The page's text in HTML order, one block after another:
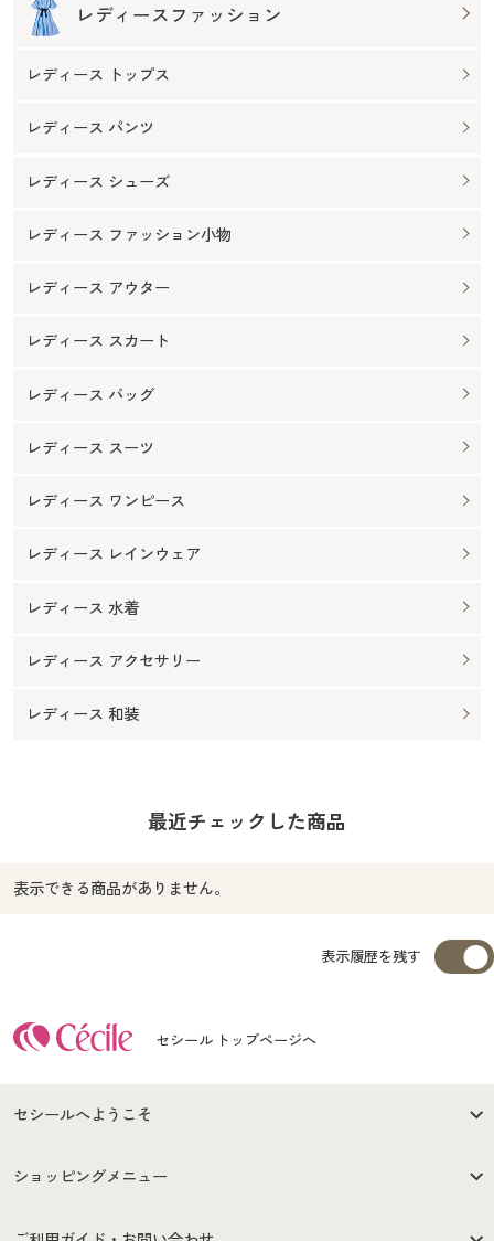
レディースファッション
レディース トップス
レディース パンツ
レディース シューズ
レディース ファッション小物
レディース アウター
レディース スカート
レディース バッグ
レディース スーツ
レディース ワンピース
レディース レインウェア
レディース 水着
レディース アクセサリー
レディース 和装
最近チェックした商品
表示できる商品がありません。
表示履歴を残す
セシール トップページへ
セシールへようこそ
はじめての方へ
セシールご利用規約
ショッピングメニュー
商品カテゴリ